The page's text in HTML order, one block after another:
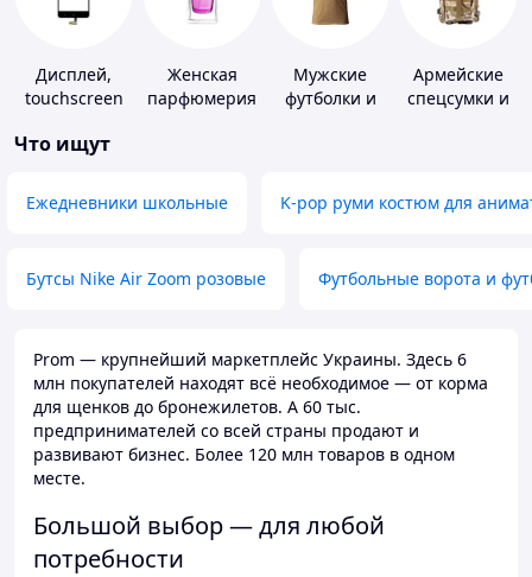
Дисплей,
touchscreen
телефонов
Женская
парфюмерия
Мужские
футболки и
Армейские
спецсумки и
Что ищут
Ежедневники школьные K-pop руми костюм для
Бутсы Nike Air Zoom розовые Футбольные ворота и
Prom — крупнейший маркетплейс Украины. Здесь 6
млн покупателей находят всё необходимое — от корма
для щенков до бронежилетов. А 60 тыс.
предпринимателей со всей страны продают и
развивают бизнес. Более 120 млн товаров в одном
месте.
Большой выбор — для любой
потребности